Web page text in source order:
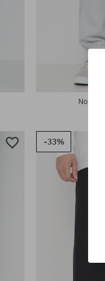
S; M; XL; 2XL
-33%